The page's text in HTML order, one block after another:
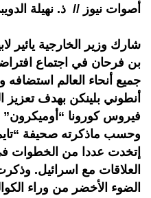
أصوات نيوز // ذ. نهيلة
شارك وزير الخارجية يائير
بن فرحان في اجتماع
جميع أنحاء العالم استضافه
أنطوني بلينكن بهدف تعزيز
فيروس كورونا “أوميكرون”
وحسب ماذكرته صحيفة
إتخدت عددا من الخطوات
العلاقات مع اسرائيل.
الضوء الأخضر من وراء